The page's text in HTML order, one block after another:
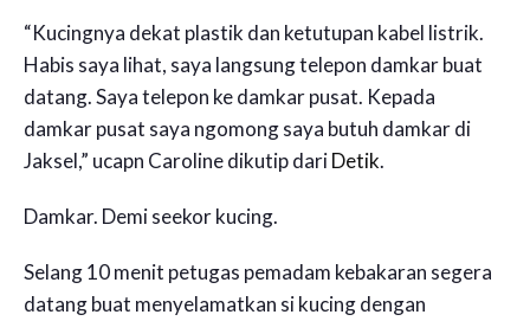
“Kucingnya dekat plastik dan ketutupan kabel listrik.
Habis saya lihat, saya langsung telepon damkar buat
datang. Saya telepon ke damkar pusat. Kepada
damkar pusat saya ngomong saya butuh damkar di
Jaksel,” ucapn Caroline dikutip dariDetik.
Damkar. Demi seekor kucing.
Selang 10 menit petugas pemadam kebakaran segera
datang buat menyelamatkan si kucing dengan